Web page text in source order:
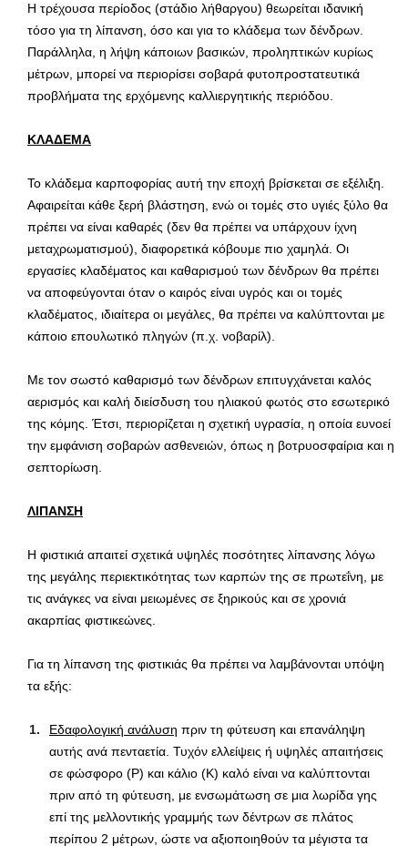
Η τρέχουσα περίοδος (στάδιο λήθαργου) θεωρείται ιδανική
τόσο για τη λίπανση, όσο και για το κλάδεμα των δένδρων.
Παράλληλα, η λήψη κάποιων βασικών, προληπτικών κυρίως
μέτρων, μπορεί να περιορίσει σοβαρά φυτοπροστατευτικά
προβλήματα της ερχόμενης καλλιεργητικής περιόδου.
ΚΛΑΔΕΜΑ
Το κλάδεμα καρποφορίας αυτή την εποχή βρίσκεται σε εξέλιξη.
Αφαιρείται κάθε ξερή βλάστηση, ενώ οι τομές στο υγιές ξύλο θα
πρέπει να είναι καθαρές (δεν θα πρέπει να υπάρχουν ίχνη
μεταχρωματισμού), διαφορετικά κόβουμε πιο χαμηλά. Οι
εργασίες κλαδέματος και καθαρισμού των δένδρων θα πρέπει
να αποφεύγονται όταν ο καιρός είναι υγρός και οι τομές
κλαδέματος, ιδιαίτερα οι μεγάλες, θα πρέπει να καλύπτονται με
κάποιο επουλωτικό πληγών (π.χ. νοβαρίλ).
Με τον σωστό καθαρισμό των δένδρων επιτυγχάνεται καλός
αερισμός και καλή διείσδυση του ηλιακού φωτός στο εσωτερικό
της κόμης. Έτσι, περιορίζεται η σχετική υγρασία, η οποία ευνοεί
την εμφάνιση σοβαρών ασθενειών, όπως η βοτρυοσφαίρια και η
σεπτορίωση.
ΛΙΠΑΝΣΗ
Η φιστικιά απαιτεί σχετικά υψηλές ποσότητες λίπανσης λόγω
της μεγάλης περιεκτικότητας των καρπών της σε πρωτεΐνη, με
τις ανάγκες να είναι μειωμένες σε ξηρικούς και σε χρονιά
ακαρπίας φιστικεώνες.
Για τη λίπανση της φιστικιάς θα πρέπει να λαμβάνονται υπόψη
τα εξής:
Εδαφολογική ανάλυση πριν τη φύτευση και επανάληψη
αυτής ανά πενταετία. Τυχόν ελλείψεις ή υψηλές απαιτήσεις
σε φώσφορο (P) και κάλιο (Κ) καλό είναι να καλύπτονται
πριν από τη φύτευση, με ενσωμάτωση σε μια λωρίδα γης
επί της μελλοντικής γραμμής των δέντρων σε πλάτος
περίπου 2 μέτρων, ώστε να αξιοποιηθούν τα μέγιστα τα